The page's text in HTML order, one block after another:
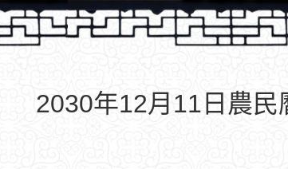
2030年12月11日農民